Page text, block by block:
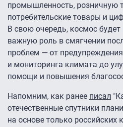
промышленность, розничную
потребительские товары и
В свою очередь, космос будет
важную роль в смягчении
проблем — от
и мониторинга климата до
помощи и повышения
Напомним, как ранее писал
отечественные спутники
на основе только